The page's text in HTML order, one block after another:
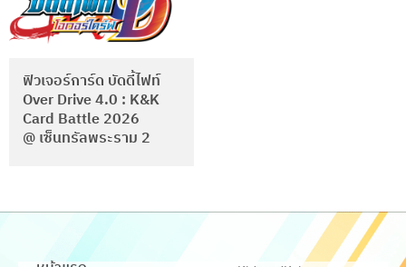
ฟิวเจอร์การ์ด บัดดี้ไฟท์
Over Drive 4.0 : K&K
Card Battle 2026
@ เซ็นทรัลพระราม 2